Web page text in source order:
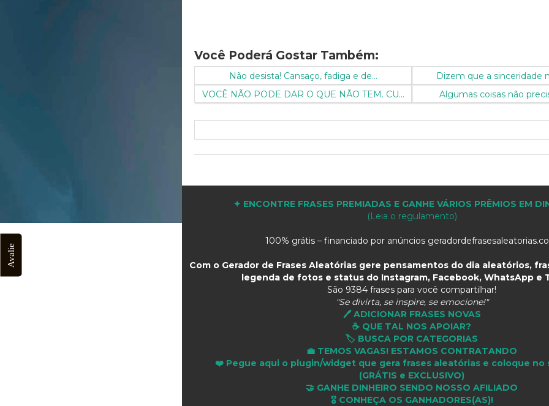
Você Poderá Gostar Também:
Não desista! Cansaço, fadiga e de...
Dizem que a sinceridade
VOCÊ NÃO PODE DAR O QUE NÃO TEM. CU...
Algumas coisas não
✦ ENCONTRE FRASES PREMIADAS E GANHE VÁRIOS PRÊMIOS EM
(Leia o regulamento)
100% grátis – financiado por anúncios
Com o Gerador de Frases Aleatórias gere pensamentos do dia aleatórios,
legenda de fotos e status do Instagram, Facebook, WhatsApp e
São 9384 frases para você compartilhar!
"Se divirta, se inspire, se emocione!"
🖊️ ADICIONAR FRASES NOVAS
☕ QUE TAL NOS APOIAR?
🏷️ BUSCA POR CATEGORIAS
💼 TEMOS VAGAS! ESTAMOS CONTRATANDO
❤️ Pegue aqui o plugin/widget que gera frases aleatórias e coloque no
(GRÁTIS e EXCLUSIVO)
🤝 GANHE DINHEIRO SENDO NOSSO AFILIADO
🎖 CONHEÇA OS GANHADORES(AS)!
Avalie